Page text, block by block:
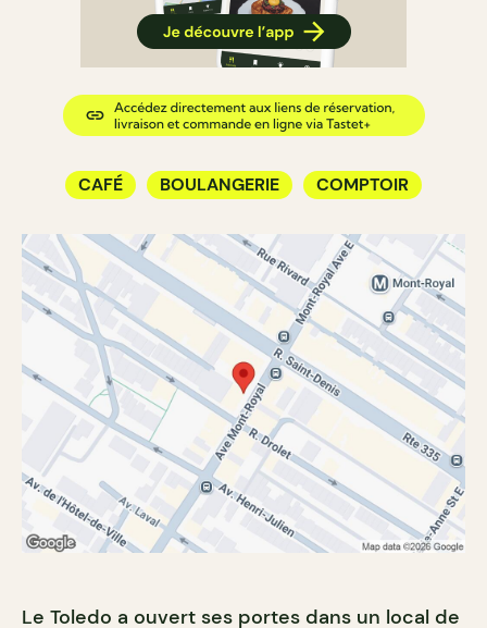
CAFÉ BOULANGERIE COMPTOIR
Le Toledo a ouvert ses portes dans un local de